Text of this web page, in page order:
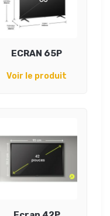
ECRAN 65P
Voir le produit